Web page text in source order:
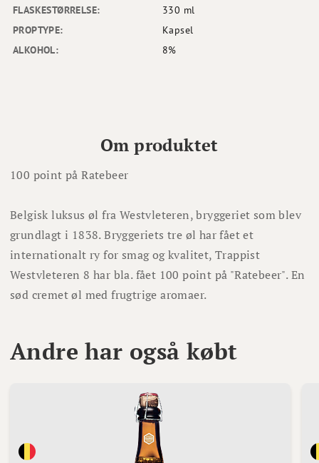
FLASKESTØRRELSE:
330 ml
PROPTYPE:
Kapsel
ALKOHOL:
8%
Om produktet
100 point på Ratebeer
Belgisk luksus øl fra Westvleteren, bryggeriet som blev
grundlagt i 1838. Bryggeriets tre øl har fået et
internationalt ry for smag og kvalitet, Trappist
Westvleteren 8 har bla. fået 100 point på "Ratebeer". En
sød cremet øl med frugtrige aromaer.
Andre har også købt